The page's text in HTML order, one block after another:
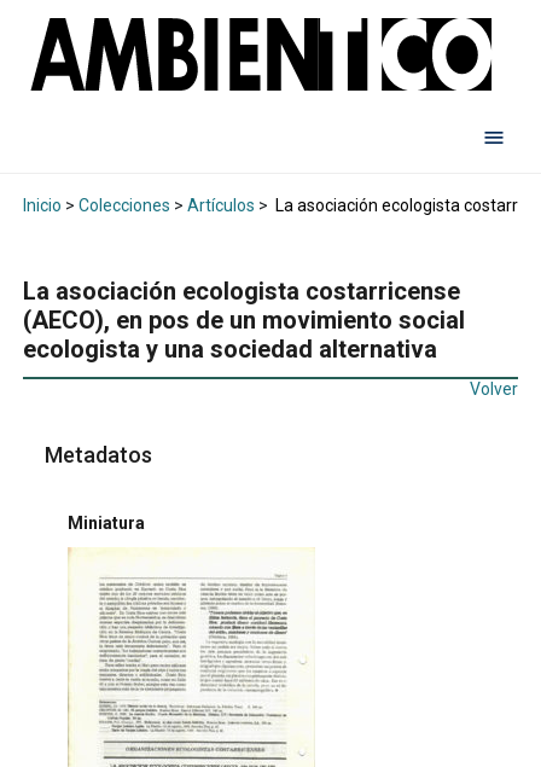
Inicio > Colecciones > Artículos > La asociación ecologista
La asociación ecologista costarricense
(AECO), en pos de un movimiento social
ecologista y una sociedad alternativa
Volver
Metadatos
Miniatura